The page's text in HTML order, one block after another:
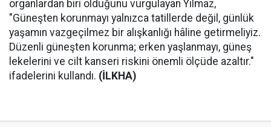
organlardan biri olduğunu vurgulayan Yılmaz,
"Güneşten korunmayı yalnızca tatillerde değil, günlük
yaşamın vazgeçilmez bir alışkanlığı hâline getirmeliyiz.
Düzenli güneşten korunma; erken yaşlanmayı, güneş
lekelerini ve cilt kanseri riskini önemli ölçüde azaltır."
ifadelerini kullandı. (İLKHA)